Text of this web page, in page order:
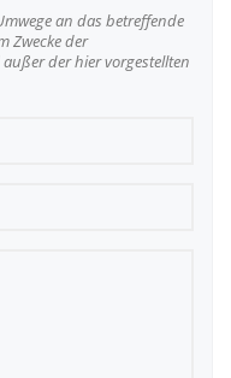
an das betreffende
Zwecke der
der hier vorgestellten